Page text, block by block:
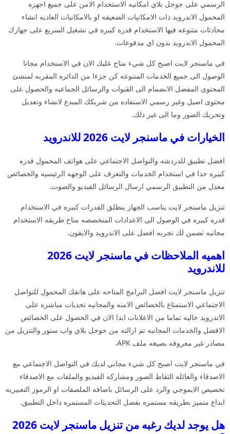
الرسمي على جوجل بلاي امكانيه الاستخدام الامن على جميع اجهزه
المحمول الاندرويد ذات الامكانيات الضعيفه او بالامكانيات العاديه انشاء
محادثات متنوعه فيها الاستخدام قدره كبيره في تشغيل السريع على جهازك
المحمول الاندرويد بدون اي مدفوعات.
في ماسنجر لايت اصبح كل شيء متاح عليك الان في الاستخدام مجانا
الوصول الى جميع الخدمات المتنوعه كن جزءا من الدائره المقربه لمنشئ
المحتوى المفضل الانضمام الى القنوات والرسائل الجماعيه والحصول على
محتوى اصيل وغير رسمي الاستفاده من شريكك المبدع لانشاء وتعديل
وتحريك الصور وما الى غير ذلك.
الخيارات في ماسنجر لايت 2026 للاندرويد
افضل تطبيق للدردشه والتواصل الاجتماعي على هواتف المحمول قدره
كبيره جدا في استخدام الخدمات والتعرف على الوجهه الرئيسيه والخصائص
معدل من التطبيق الرسمي ارسال الرسائل الفيديو والصوت.
تنزيل ماسنجر لايت يناسب الجهاز ينطلق القدرات كبيره في الاستخدام
قدره كبيره في الوصول الى الاعدادات المتخصصه متاح طريقه الاستخدام
مجانيه تضمن لك تجربه افضل على الاندرويد والايفون.
اهميه الملاحظات في ماسنجر لايت 2026
للاندرويد
تنزيل ماسنجر لايت افضل البرامج المتاحه على هاتفك المحمول للتواصل
الاجتماعي الاستمتاع بالخصائص الامنه والمجانيه تحديات مباشره على
الاندرويد خاليه تماما من الاعلانات ابدا الان في الحصول على الخصائص
الافضل والخدمات المجانيه تم ازالته من جوجل بلاي واب ستور والتنزيل من
مصادر غير معروفه بصيغه ملف APK.
في ماسنجر لايت اصبح كل شيء مجاني لديك في التواصل الاجتماعي مع
الاصدقاء والعائله التقاط الصور ومشاركه الفيديو والملفات مع الاصدقاء
تخصيص الايموجي والرد على الرسائل باضافه الملصقات او الرموز التعبيريه
ابداع متميز بطريقه مستمره بفضل التحديثات المستمره داخل التطبيق.
هل يوجد لديك رغبه من تنزيل ماسنجر لايت 2026